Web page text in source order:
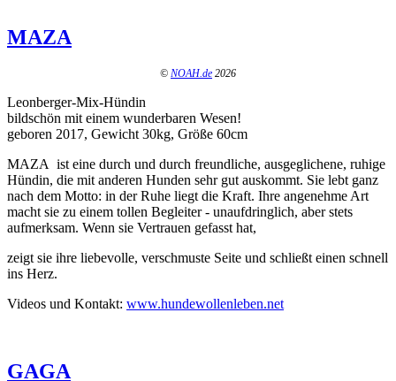
MAZA
© NOAH.de 2026
Leonberger-Mix-Hündin
bildschön mit einem wunderbaren Wesen!
geboren 2017, Gewicht 30kg, Größe 60cm
MAZA ist eine durch und durch freundliche, ausgeglichene, ruhige
Hündin, die mit anderen Hunden sehr gut auskommt. Sie lebt ganz
nach dem Motto: in der Ruhe liegt die Kraft. Ihre angenehme Art
macht sie zu einem tollen Begleiter - unaufdringlich, aber stets
aufmerksam. Wenn sie Vertrauen gefasst hat,
zeigt sie ihre liebevolle, verschmuste Seite und schließt einen schnell
ins Herz.
Videos und Kontakt: www.hundewollenleben.net
GAGA